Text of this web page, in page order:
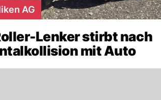
AG
Lenker stirbt nach
mit Auto